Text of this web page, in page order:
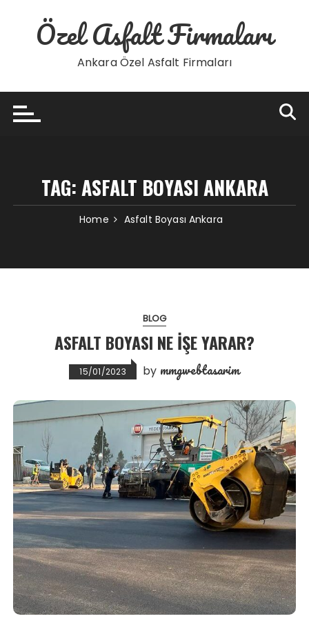
contentÖzel Asfalt Firmaları
Ankara Özel Asfalt Firmaları
TAG:ASFALT BOYASI ANKARA
Home Asfalt Boyası Ankara
BLOG
ASFALT BOYASI NE İŞE YARAR?
15/01/2023 by mmgwebtasarim